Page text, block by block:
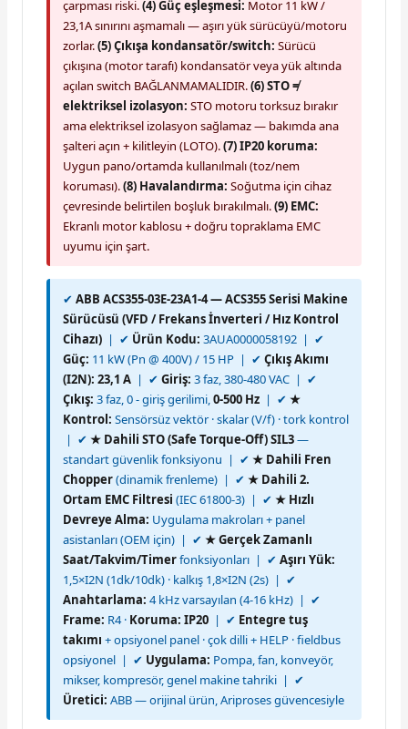
çarpması riski.(4) Güç eşleşmesi: Motor 11 kW /
23,1A sınırını aşmamalı — aşırı yük sürücüyü/motoru
zorlar.(5) Çıkışa kondansatör/switch: Sürücü
çıkışına (motor tarafı) kondansatör veya yük altında
açılan switch BAĞLANMAMALIDIR.(6) STO ≠
elektriksel izolasyon: STO motoru torksuz bırakır
ama elektriksel izolasyon sağlamaz — bakımda ana
şalteri açın + kilitleyin (LOTO).(7) IP20 koruma:
Uygun pano/ortamda kullanılmalı (toz/nem
koruması).(8) Havalandırma: Soğutma için cihaz
çevresinde belirtilen boşluk bırakılmalı.(9) EMC:
Ekranlı motor kablosu + doğru topraklama EMC
uyumu için şart.
✔ ABB ACS355-03E-23A1-4 — ACS355 Serisi Makine
Sürücüsü (VFD / Frekans İnverteri / Hız Kontrol
Cihazı) | ✔ Ürün Kodu: 3AUA0000058192 | ✔
Güç: 11 kW (Pn @ 400V) / 15 HP | ✔ Çıkış Akımı
(I2N): 23,1 A | ✔ Giriş: 3 faz, 380-480 VAC | ✔
Çıkış: 3 faz, 0 - giriş gerilimi,0-500 Hz | ✔ ★
Kontrol: Sensörsüz vektör · skalar (V/f) · tork kontrol
| ✔ ★ Dahili STO (Safe Torque-Off) SIL3—
standart güvenlik fonksiyonu | ✔ ★ Dahili Fren
Chopper(dinamik frenleme) | ✔ ★ Dahili 2.
Ortam EMC Filtresi (IEC 61800-3) | ✔ ★ Hızlı
Devreye Alma: Uygulama makroları + panel
asistanları (OEM için) | ✔ ★ Gerçek Zamanlı
Saat/Takvim/Timerfonksiyonları | ✔ Aşırı Yük:
1,5×I2N (1dk/10dk) · kalkış 1,8×I2N (2s) | ✔
Anahtarlama: 4 kHz varsayılan (4-16 kHz) | ✔
Frame: R4 · Koruma: IP20 | ✔ Entegre tuş
takımı + opsiyonel panel · çok dilli + HELP · fieldbus
opsiyonel | ✔ Uygulama: Pompa, fan, konveyör,
mikser, kompresör, genel makine tahriki | ✔
Üretici: ABB — orijinal ürün, Ariproses güvencesiyle